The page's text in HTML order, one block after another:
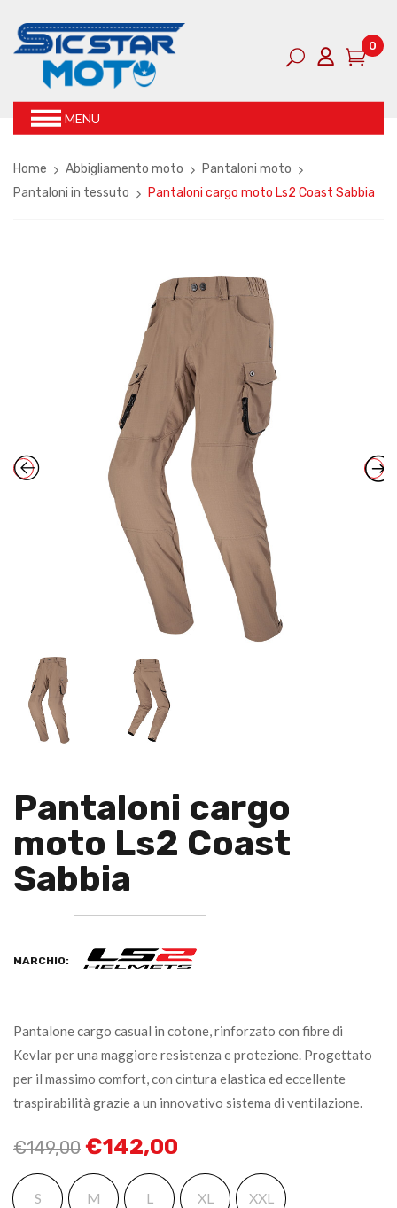
0
MENU
Home Abbigliamento moto
Pantaloni moto
Pantaloni in tessuto
Pantaloni cargo moto Ls2 Coast Sabbia
Pantaloni cargo
moto Ls2 Coast
Sabbia
MARCHIO:
Pantalone cargo casual in cotone, rinforzato con fibre di
Kevlar per una maggiore resistenza e protezione. Progettato
per il massimo comfort, con cintura elastica ed eccellente
traspirabilità grazie a un innovativo sistema di ventilazione.
€149,00 €142,00
S M L XL XXL